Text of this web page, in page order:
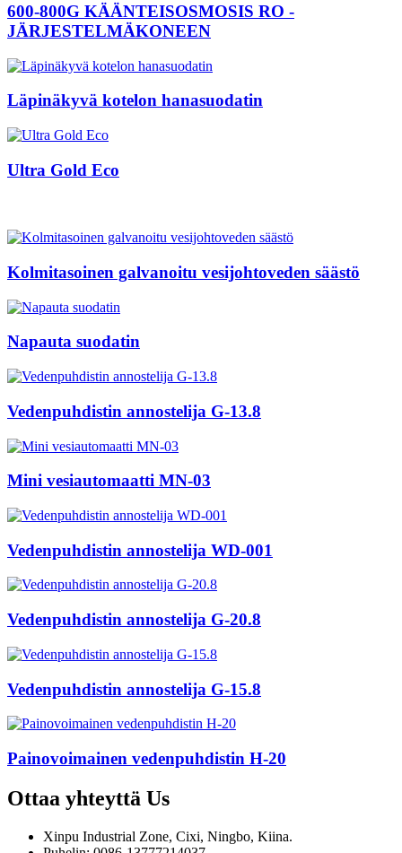
600-800G KÄÄNTEISOSMOSIS RO -
JÄRJESTELMÄKONEEN
Läpinäkyvä kotelon hanasuodatin
Ultra Gold Eco
Kolmitasoinen galvanoitu vesijohtoveden säästö
Napauta suodatin
Vedenpuhdistin annostelija G-13.8
Mini vesiautomaatti MN-03
Vedenpuhdistin annostelija WD-001
Vedenpuhdistin annostelija G-20.8
Vedenpuhdistin annostelija G-15.8
Painovoimainen vedenpuhdistin H-20
Ottaa yhteyttä Us
Xinpu Industrial Zone, Cixi, Ningbo, Kiina.